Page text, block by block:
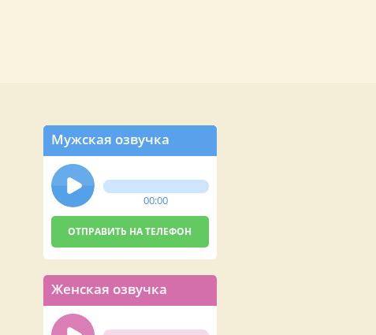
Мужская озвучка
00:00
Женская озвучка